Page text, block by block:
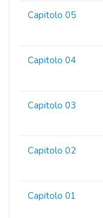
Capitolo 05
Capitolo 04
Capitolo 03
Capitolo 02
Capitolo 01